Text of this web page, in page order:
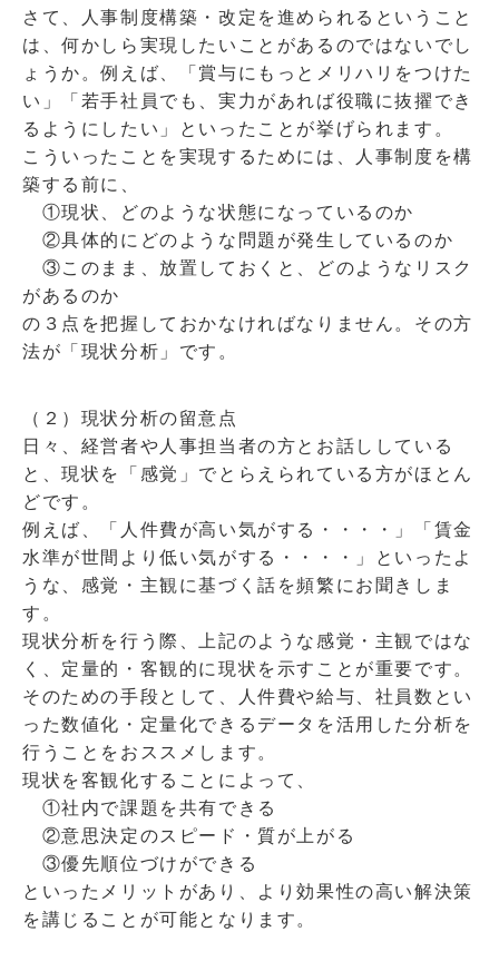
さて、人事制度構築・改定を進められるということ
は、何かしら実現したいことがあるのではないでし
ょうか。例えば、「賞与にもっとメリハリをつけた
い」「若手社員でも、実力があれば役職に抜擢でき
るようにしたい」といったことが挙げられます。
こういったことを実現するためには、人事制度を構
築する前に、
①現状、どのような状態になっているのか
②具体的にどのような問題が発生しているのか
③このまま、放置しておくと、どのようなリスク
があるのか
の３点を把握しておかなければなりません。その方
法が「現状分析」です。
（２）現状分析の留意点
日々、経営者や人事担当者の方とお話ししている
と、現状を「感覚」でとらえられている方がほとん
どです。
例えば、「人件費が高い気がする・・・・」「賃金
水準が世間より低い気がする・・・・」といったよ
うな、感覚・主観に基づく話を頻繁にお聞きしま
す。
現状分析を行う際、上記のような感覚・主観ではな
く、定量的・客観的に現状を示すことが重要です。
そのための手段として、人件費や給与、社員数とい
った数値化・定量化できるデータを活用した分析を
行うことをおススメします。
現状を客観化することによって、
①社内で課題を共有できる
②意思決定のスピード・質が上がる
③優先順位づけができる
といったメリットがあり、より効果性の高い解決策
を講じることが可能となります。